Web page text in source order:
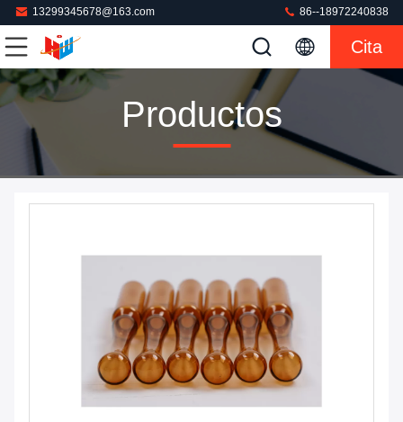
13299345678@163.com 86--18972240838
Cita
Productos